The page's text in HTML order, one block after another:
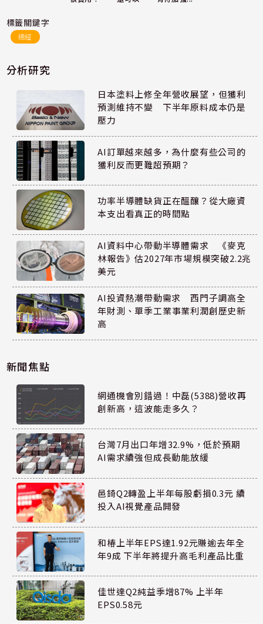
標籤關鍵字
總經
分析研究
日本塗料上修全年營收展望，但獲利
預測維持不變 下半年原料成本仍是
壓力
AI訂單越來越多，為什麼有些公司的
獲利反而更難超預期？
功率半導體缺貨正在醞釀？從大廠資
本支出看真正的時間點
AI資料中心帶動半導體需求 《麥克
林報告》估2027年市場規模突破2.2兆
美元
AI投資熱潮帶動需求 西門子調高全
年財測、單季工業事業利潤創歷史新
高
新聞焦點
網通機會別錯過！中磊(5388)營收再
創新高，這波能走多久？
台灣7月出口年增32.9%，低於預期
AI需求續強但成長動能放緩
邑錡Q2轉盈上半年每股虧損0.3元 續
投入AI視覺產品開發
和椿上半年EPS達1.92元賺逾去年全
年9成 下半年將提升高毛利產品比重
佳世達Q2純益季增87% 上半年
EPS0.58元